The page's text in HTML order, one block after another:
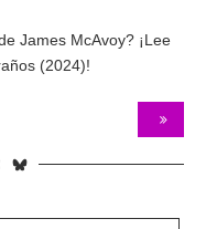
James McAvoy? ¡Lee
(2024)!